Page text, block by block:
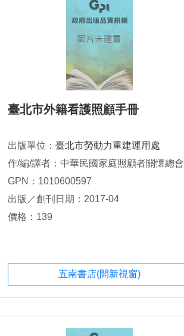
臺北市外籍看護照顧手冊
出版單位： 臺北市勞動力重建運用處
作/編/譯者：中華民國家庭照顧者關懷總會
GPN：1010600597
出版／創刊日期：2017-04
價格：139
五南書店(開新視窗)